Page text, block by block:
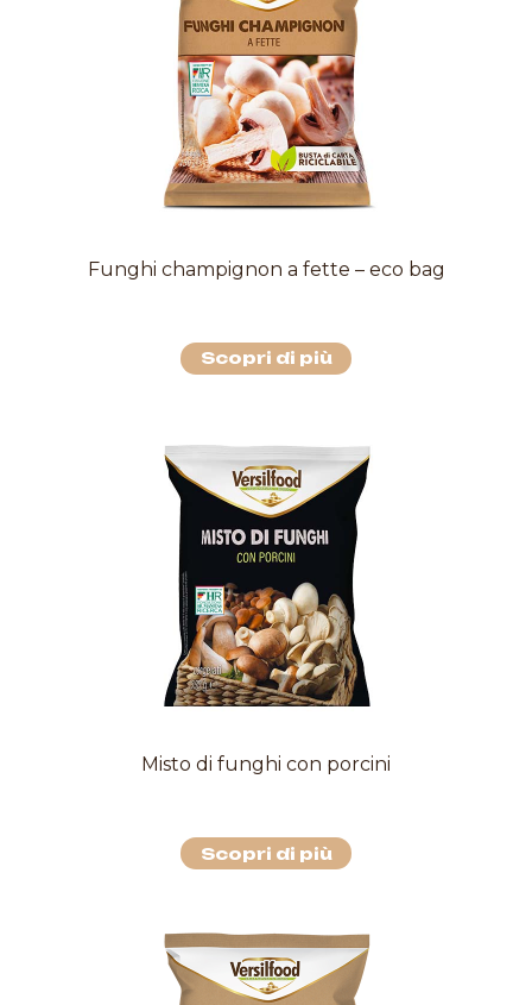
Funghi champignon a fette – eco bag
Scopri di più
Misto di funghi con porcini
Scopri di più